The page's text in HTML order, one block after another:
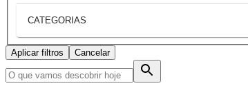
CATEGORIAS
Aplicar filtros Cancelar